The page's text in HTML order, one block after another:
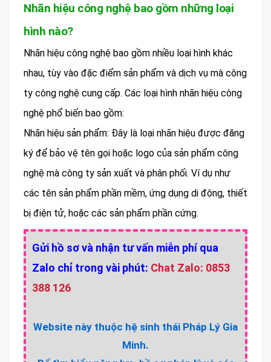
Nhãn hiệu công nghệ bao gồm những loại
hình nào?
Nhãn hiệu công nghệ bao gồm nhiều loại hình khác
nhau, tùy vào đặc điểm sản phẩm và dịch vụ mà công
ty công nghệ cung cấp. Các loại hình nhãn hiệu công
nghệ phổ biến bao gồm:
Nhãn hiệu sản phẩm: Đây là loại nhãn hiệu được đăng
ký để bảo vệ tên gọi hoặc logo của sản phẩm công
nghệ mà công ty sản xuất và phân phối. Ví dụ như
các tên sản phẩm phần mềm, ứng dụng di động, thiết
bị điện tử, hoặc các sản phẩm phần cứng.
Gửi hồ sơ và nhận tư vấn miễn phí qua
Zalo chỉ trong vài phút: Chat Zalo: 0853
388 126
Website này thuộc hệ sinh thái Pháp Lý Gia
Minh.